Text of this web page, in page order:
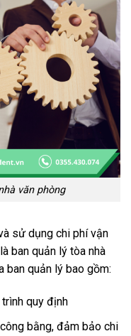
văn phòng
sử dụng chi phí vận
ban quản lý tòa nhà
ban quản lý bao gồm:
quy định
bằng, đảm bảo chi